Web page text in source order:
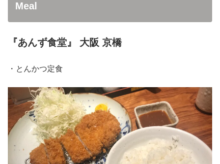
Meal
『あんず食堂』 大阪 京橋
・とんかつ定食